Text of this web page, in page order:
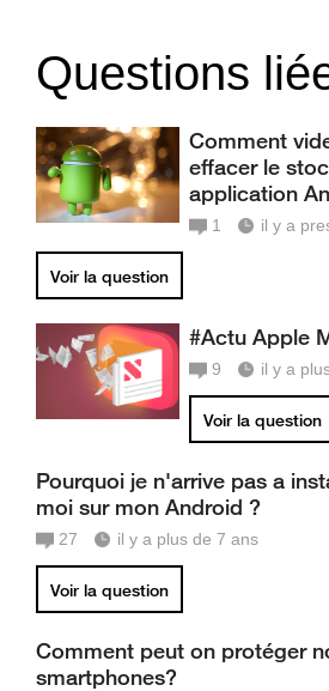
Questions
Comment
effacer le
application
1 il y a
Voir la question
#Actu Apple
9 il y a
Voir la question
Pourquoi je n'arrive pas a
moi sur mon Android ?
27 il y a plus de 7 ans
Voir la question
Comment peut on protéger
smartphones?